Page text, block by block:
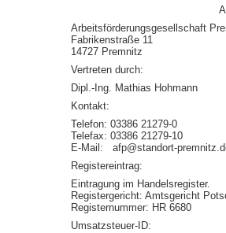
Arbeitsförderungsgesellschaft
Fabrikenstraße 11
14727 Premnitz
Vertreten durch:
Dipl.-Ing. Mathias Hohmann
Kontakt:
Telefon: 03386 21279-0
Telefax: 03386 21279-10
E-Mail: afp@standort-
Registereintrag:
Eintragung im Handelsregister.
Registergericht: Amtsgericht
Registernummer: HR 6680
Umsatzsteuer-ID: